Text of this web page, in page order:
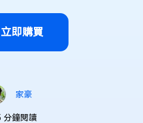
立即購買
家豪
分鐘閱讀